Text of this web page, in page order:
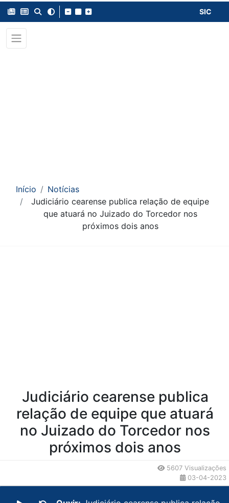
SIC
Início
Notícias
Judiciário cearense publica relação de equipe
que atuará no Juizado do Torcedor nos
próximos dois anos
Judiciário cearense publica
relação de equipe que atuará
no Juizado do Torcedor nos
próximos dois anos
5607 Visualizações
03-04-2023